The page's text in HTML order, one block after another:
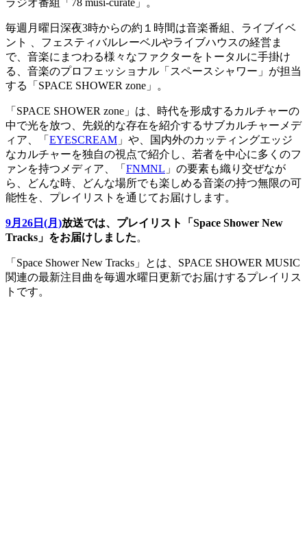
ラジオ番組「78 musi-curate」。
毎週月曜日深夜3時からの約１時間は音楽番組、ライブイベ
ント 、フェスティバルレーベルやライブハウスの経営ま
で、音楽にまつわる様々なファクターをトータルに手掛け
る、音楽のプロフェッショナル「スペースシャワー」が担当
する「SPACE SHOWER zone」。
「SPACE SHOWER zone」は、時代を形成するカルチャーの
中で光を放つ、先鋭的な存在を紹介するサブカルチャーメデ
ィア、「 EYESCREAM 」や、国内外のカッティングエッジ
なカルチャーを独自の視点で紹介し、若者を中心に多くのフ
ァンを持つメディア、「 FNMNL 」の要素も織り交ぜなが
ら、どんな時、どんな場所でも楽しめる音楽の持つ無限の可
能性を、プレイリストを通じてお届けします。
9月26日(月)放送では、プレイリスト「Space Shower New
Tracks」をお届けしました。
「Space Shower New Tracks」とは、SPACE SHOWER MUSIC
関連の最新注目曲を毎週水曜日更新でお届けするプレイリス
トです。